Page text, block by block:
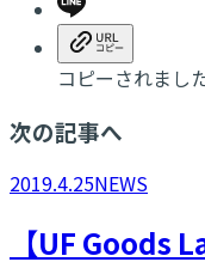
コピーされました
次の記事へ
2019.4.25NEWS
【UF Goods